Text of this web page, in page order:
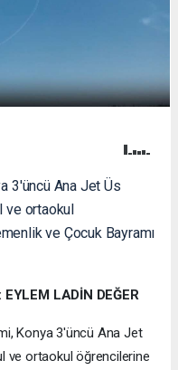
3'üncü Ana Jet Üs
ve ortaokul
ve Çocuk Bayramı
LADİN DEĞER
Konya 3'üncü Ana Jet
ve ortaokul öğrencilerine